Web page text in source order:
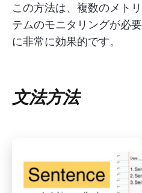
この方法は、複数のメト
テムのモニタリングが必
に非常に効果的です。
文法方法